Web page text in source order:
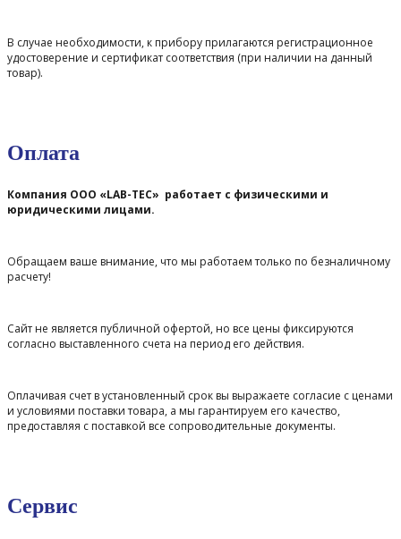
В случае необходимости, к прибору прилагаются регистрационное
удостоверение и сертификат соответствия (при наличии на данный
товар).
Оплата
Компания ООО «LAB-TEC» работает с физическими и
юридическими лицами.
Обращаем ваше внимание, что мы работаем только по безналичному
расчету!
Сайт не является публичной офертой, но все цены фиксируются
согласно выставленного счета на период его действия.
Оплачивая счет в установленный срок вы выражаете согласие с ценами
и условиями поставки товара, а мы гарантируем его качество,
предоставляя с поставкой все сопроводительные документы.
Сервис